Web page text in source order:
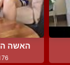
האשה
5176